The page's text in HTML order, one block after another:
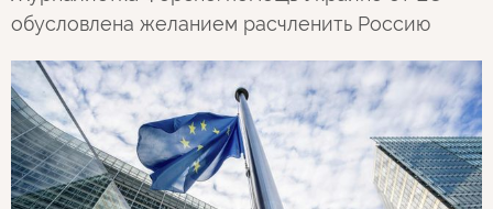
обусловлена желанием расчленить Россию